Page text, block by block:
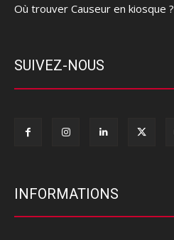
Où trouver Causeur en kiosque ?
SUIVEZ-NOUS
INFORMATIONS